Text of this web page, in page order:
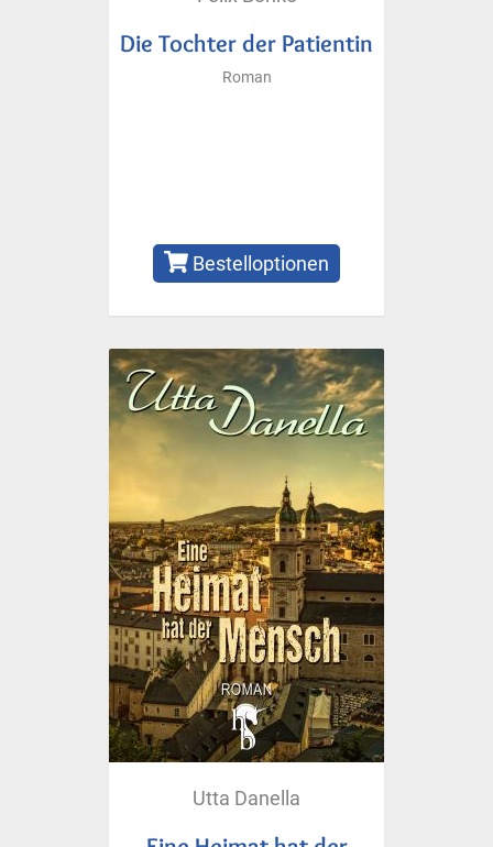
Die Tochter der Patientin
Roman
Bestelloptionen
Utta Danella